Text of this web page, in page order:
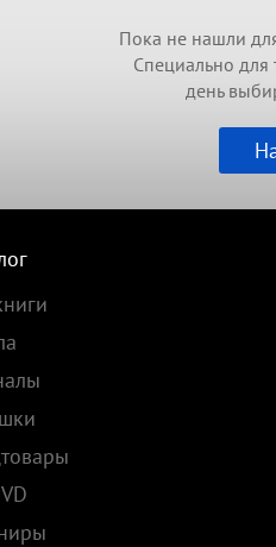
Пока не нашли
Специально
день